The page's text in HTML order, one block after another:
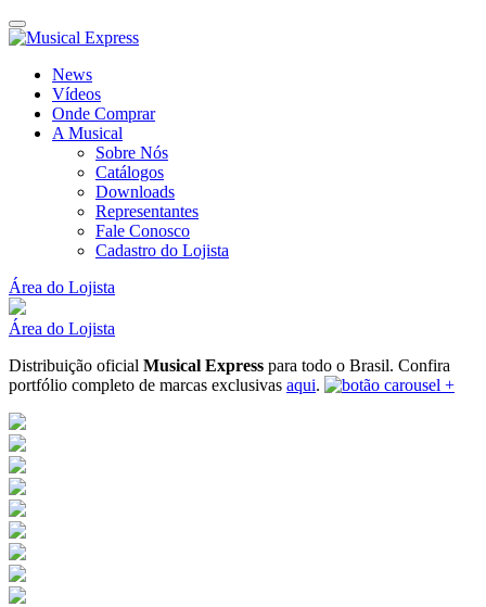
News
Vídeos
Onde Comprar
A Musical
Sobre Nós
Catálogos
Downloads
Representantes
Fale Conosco
Cadastro do Lojista
Área do Lojista
Área do Lojista
Distribuição oficial Musical Express para todo o Brasil. Confira
portfólio completo de marcas exclusivas aqui.